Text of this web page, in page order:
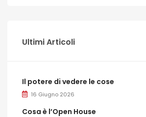
Ultimi Articoli
Il potere di vedere le cose
16 Giugno 2026
Cosa è l’Open House